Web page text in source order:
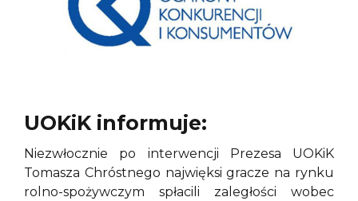
UOKiK informuje:
Niezwłocznie po interwencji Prezesa UOKiK
Tomasza Chróstnego najwięksi gracze na rynku
rolno-spożywczym spłacili zaległości wobec